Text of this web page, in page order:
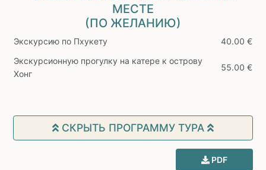
МЕСТЕ
(ПО ЖЕЛАНИЮ)
Экскурсию по Пхукету
40.00 €
Экскурсионную прогулку на катере к острову
Хонг
55.00 €
СКРЫТЬ ПРОГРАММУ ТУРА
PDF